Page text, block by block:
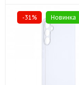
-31% Новинка